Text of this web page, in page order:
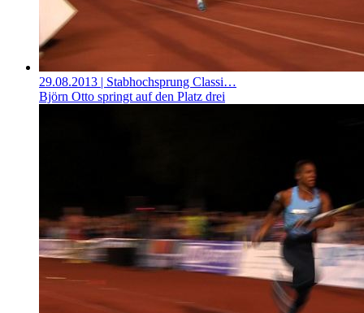
29.08.2013 | Stabhochsprung Classi…
Björn Otto springt auf den Platz drei